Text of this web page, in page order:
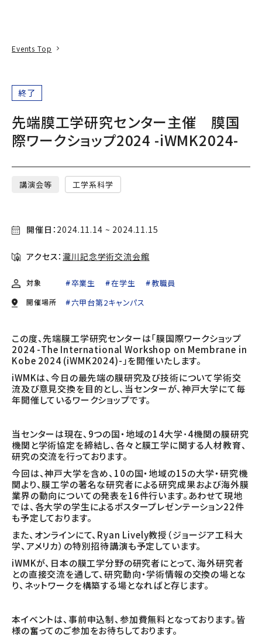
Events Top
終了
先端膜工学研究センター主催 膜国
際ワークショップ2024 -iWMK2024-
講演会等 工学系科学
開催日： 2024.11.14 ~ 2024.11.15
アクセス：瀧川記念学術交流会館
対象 卒業生 在学生 教職員
開催場所 六甲台第2キャンパス
この度、先端膜工学研究センターは「膜国際ワークショップ
2024 -The International Workshop on Membrane in
Kobe 2024 (iWMK2024)-」を開催いたします。
iWMKは、今日の最先端の膜研究及び技術について学術交
流及び意見交換を目的とし、当センターが、神戸大学にて毎
年開催しているワークショップです。
当センターは現在、9つの国・地域の14大学･4機関の膜研究
機関と学術協定を締結し、各々と膜工学に関する人材教育、
研究の交流を行っております。
今回は、神戸大学を含め、10の国・地域の15の大学・研究機
関より、膜工学の著名な研究者による研究成果および海外膜
業界の動向についての発表を16件行います。あわせて現地
では、各大学の学生によるポスタープレゼンテーション22件
も予定しております。
また、オンラインにて、Ryan Lively教授（ジョージア工科大
学、アメリカ）の特別招待講演も予定しています。
iWMKが、日本の膜工学分野の研究者にとって、海外研究者
との直接交流を通して、研究動向・学術情報の交換の場とな
り、ネットワークを構築する場となればと存じます。
本イベントは、事前申込制、参加費無料となっております。皆
様の奮ってのご参加をお待ちしております。